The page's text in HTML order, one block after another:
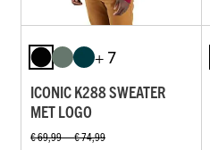
+ 7
ICONIC K288 SWEATER
MET LOGO
€ 69,99 — € 74,99